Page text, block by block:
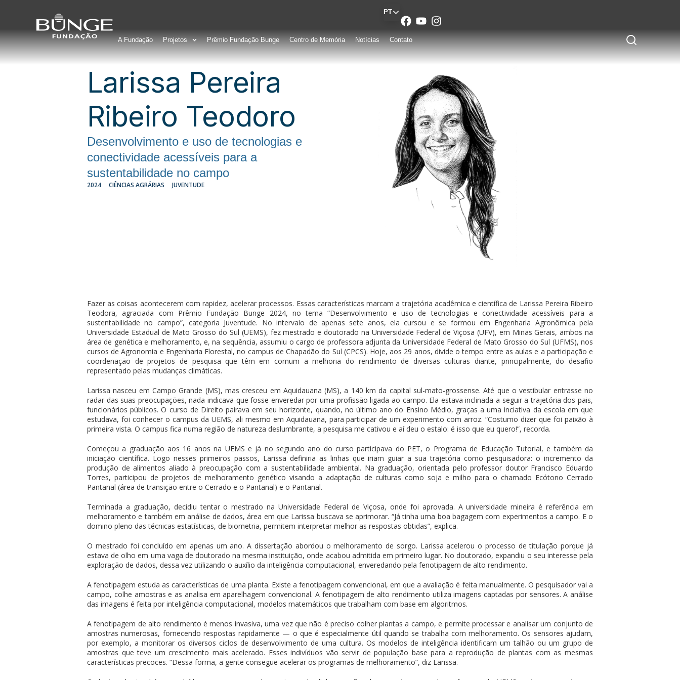
PT
A Fundação Projetos Prêmio Fundação Bunge Centro de Memória Notícias Contato
Larissa Pereira
Ribeiro Teodoro
Desenvolvimento e uso de tecnologias e
conectividade acessíveis para a
sustentabilidade no campo
2024 CIÊNCIAS AGRÁRIAS JUVENTUDE
Fazer as coisas acontecerem com rapidez, acelerar processos. Essas características marcam a trajetória acadêmica e científica de Larissa Pereira Ribeiro
Teodora, agraciada com Prêmio Fundação Bunge 2024, no tema “Desenvolvimento e uso de tecnologias e conectividade acessíveis para a
sustentabilidade no campo”, categoria Juventude. No intervalo de apenas sete anos, ela cursou e se formou em Engenharia Agronômica pela
Universidade Estadual de Mato Grosso do Sul (UEMS), fez mestrado e doutorado na Universidade Federal de Viçosa (UFV), em Minas Gerais, ambos na
área de genética e melhoramento, e, na sequência, assumiu o cargo de professora adjunta da Universidade Federal de Mato Grosso do Sul (UFMS), nos
cursos de Agronomia e Engenharia Florestal, no campus de Chapadão do Sul (CPCS). Hoje, aos 29 anos, divide o tempo entre as aulas e a participação e
coordenação de projetos de pesquisa que têm em comum a melhoria do rendimento de diversas culturas diante, principalmente, do desafio
representado pelas mudanças climáticas.
Larissa nasceu em Campo Grande (MS), mas cresceu em Aquidauana (MS), a 140 km da capital sul-mato-grossense. Até que o vestibular entrasse no
radar das suas preocupações, nada indicava que fosse enveredar por uma profissão ligada ao campo. Ela estava inclinada a seguir a trajetória dos pais,
funcionários públicos. O curso de Direito pairava em seu horizonte, quando, no último ano do Ensino Médio, graças a uma inciativa da escola em que
estudava, foi conhecer o campus da UEMS, ali mesmo em Aquidauana, para participar de um experimento com arroz. “Costumo dizer que foi paixão à
primeira vista. O campus fica numa região de natureza deslumbrante, a pesquisa me cativou e aí deu o estalo: é isso que eu quero!”, recorda.
Começou a graduação aos 16 anos na UEMS e já no segundo ano do curso participava do PET, o Programa de Educação Tutorial, e também da
iniciação científica. Logo nesses primeiros passos, Larissa definiria as linhas que iriam guiar a sua trajetória como pesquisadora: o incremento da
produção de alimentos aliado à preocupação com a sustentabilidade ambiental. Na graduação, orientada pelo professor doutor Francisco Eduardo
Torres, participou de projetos de melhoramento genético visando a adaptação de culturas como soja e milho para o chamado Ecótono Cerrado
Pantanal (área de transição entre o Cerrado e o Pantanal) e o Pantanal.
Terminada a graduação, decidiu tentar o mestrado na Universidade Federal de Viçosa, onde foi aprovada. A universidade mineira é referência em
melhoramento e também em análise de dados, área em que Larissa buscava se aprimorar. “Já tinha uma boa bagagem com experimentos a campo. E o
domino pleno das técnicas estatísticas, de biometria, permitem interpretar melhor as respostas obtidas”, explica.
O mestrado foi concluído em apenas um ano. A dissertação abordou o melhoramento de sorgo. Larissa acelerou o processo de titulação porque já
estava de olho em uma vaga de doutorado na mesma instituição, onde acabou admitida em primeiro lugar. No doutorado, expandiu o seu interesse pela
exploração de dados, dessa vez utilizando o auxílio da inteligência computacional, enveredando pela fenotipagem de alto rendimento.
A fenotipagem estuda as características de uma planta. Existe a fenotipagem convencional, em que a avaliação é feita manualmente. O pesquisador vai a
campo, colhe amostras e as analisa em aparelhagem convencional. A fenotipagem de alto rendimento utiliza imagens captadas por sensores. A análise
das imagens é feita por inteligência computacional, modelos matemáticos que trabalham com base em algoritmos.
A fenotipagem de alto rendimento é menos invasiva, uma vez que não é preciso colher plantas a campo, e permite processar e analisar um conjunto de
amostras numerosas, fornecendo respostas rapidamente — o que é especialmente útil quando se trabalha com melhoramento. Os sensores ajudam,
por exemplo, a monitorar os diversos ciclos de desenvolvimento de uma cultura. Os modelos de inteligência identificam um talhão ou um grupo de
amostras que teve um crescimento mais acelerado. Esses indivíduos vão servir de população base para a reprodução de plantas com as mesmas
características precoces. “Dessa forma, a gente consegue acelerar os programas de melhoramento”, diz Larissa.